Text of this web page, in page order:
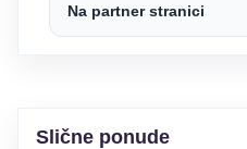
Na partner stranici
Slične ponude